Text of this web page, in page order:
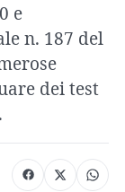
e
n. 187 del
dei test